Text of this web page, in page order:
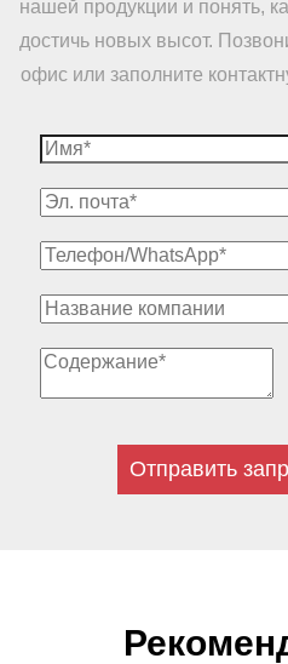
нашей продукции и понять,
достичь новых высот.
офис или заполните
Отправить